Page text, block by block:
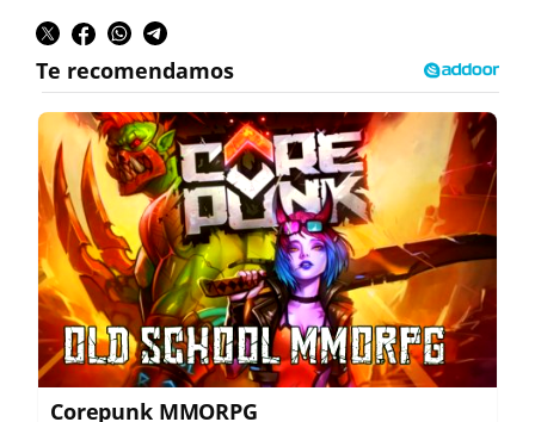
Corepunk MMORPG